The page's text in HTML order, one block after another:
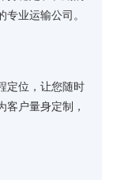
业运输公司。
定位，让您随时
客户量身定制，